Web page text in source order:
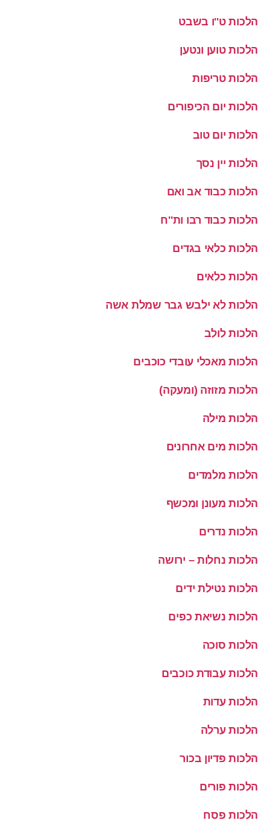
הלכות ט''ו בשבט
הלכות טוען ונטען
הלכות טריפות
הלכות יום הכיפורים
הלכות יום טוב
הלכות יין נסך
הלכות כבוד אב ואם
הלכות כבוד רבו ות''ח
הלכות כלאי בגדים
הלכות כלאים
הלכות לא ילבש גבר שמלת אשה
הלכות לולב
הלכות מאכלי עובדי כוכבים
הלכות מזוזה (ומעקה)
הלכות מילה
הלכות מים אחרונים
הלכות מלמדים
הלכות מעונן ומכשף
הלכות נדרים
הלכות נחלות – ירושה
הלכות נטילת ידים
הלכות נשיאת כפים
הלכות סוכה
הלכות עבודת כוכבים
הלכות עדות
הלכות ערלה
הלכות פדיון בכור
הלכות פורים
הלכות פסח